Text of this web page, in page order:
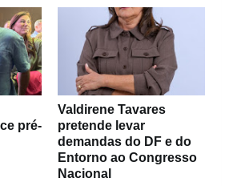
pré-
Valdirene Tavares
pretende levar
demandas do DF e do
Entorno ao Congresso
Nacional